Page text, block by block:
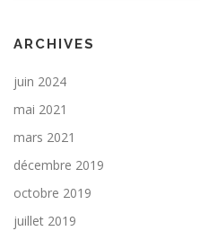
ARCHIVES
juin 2024
mai 2021
mars 2021
décembre 2019
octobre 2019
juillet 2019